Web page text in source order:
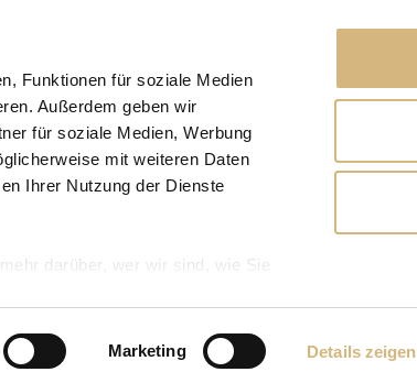
Funktionen für soziale Medien
Außerdem geben wir
für soziale Medien, Werbung
mit weiteren Daten
Ihrer Nutzung der Dienste
mehr darüber, wer wir sind, wie Sie
Marketing Details zeigen